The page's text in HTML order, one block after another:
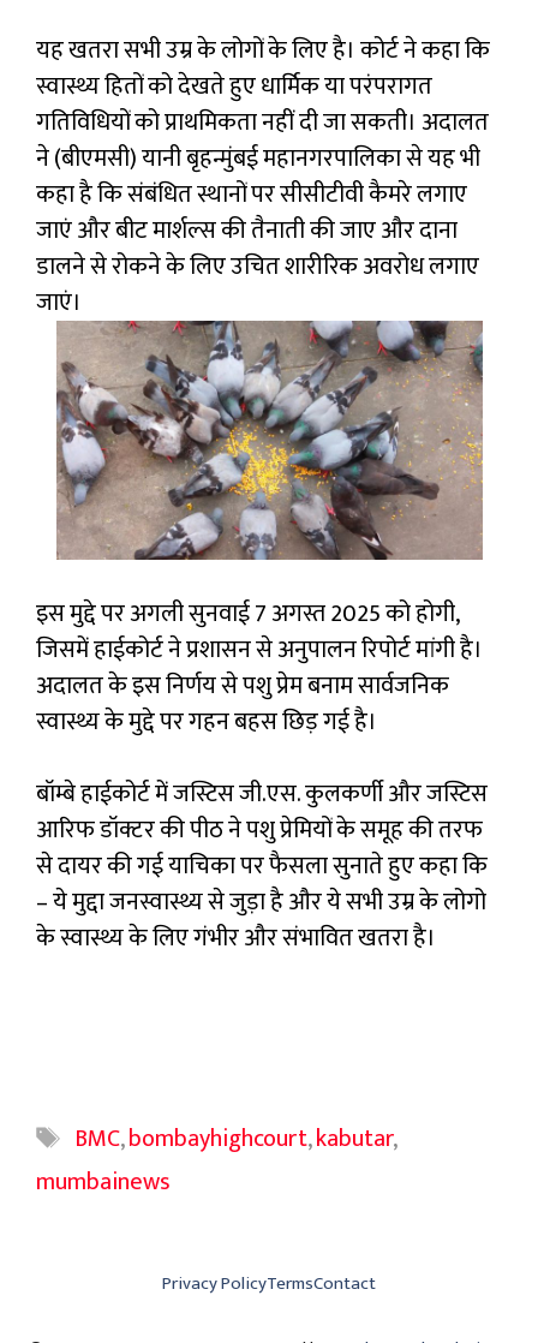
यह खतरा सभी उम्र के लोगों के लिए है। कोर्ट ने कहा कि
स्वास्थ्य हितों को देखते हुए धार्मिक या परंपरागत
गतिविधियों को प्राथमिकता नहीं दी जा सकती। अदालत
ने (बीएमसी) यानी बृहन्मुंबई महानगरपालिका से यह भी
कहा है कि संबंधित स्थानों पर सीसीटीवी कैमरे लगाए
जाएं और बीट मार्शल्स की तैनाती की जाए और दाना
डालने से रोकने के लिए उचित शारीरिक अवरोध लगाए
जाएं।
इस मुद्दे पर अगली सुनवाई 7 अगस्त 2025 को होगी,
जिसमें हाईकोर्ट ने प्रशासन से अनुपालन रिपोर्ट मांगी है।
अदालत के इस निर्णय से पशु प्रेम बनाम सार्वजनिक
स्वास्थ्य के मुद्दे पर गहन बहस छिड़ गई है।
बॉम्बे हाईकोर्ट में जस्टिस जी.एस. कुलकर्णी और जस्टिस
आरिफ डॉक्टर की पीठ ने पशु प्रेमियों के समूह की तरफ
से दायर की गई याचिका पर फैसला सुनाते हुए कहा कि
– ये मुद्दा जनस्वास्थ्य से जुड़ा है और ये सभी उम्र के लोगो
के स्वास्थ्य के लिए गंभीर और संभावित खतरा है।
Tags
BMC,bombayhighcourt,kabutar,
mumbainews
Privacy PolicyTermsContact